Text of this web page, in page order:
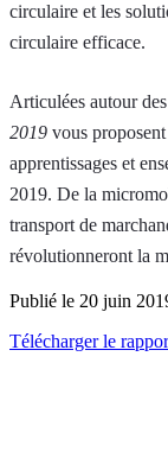
circulaire et les
circulaire efficace.
Articulées autour
2019 vous
apprentissages et
2019. De la
transport de
révolutionneront la
Publié le 20 juin
Télécharger le